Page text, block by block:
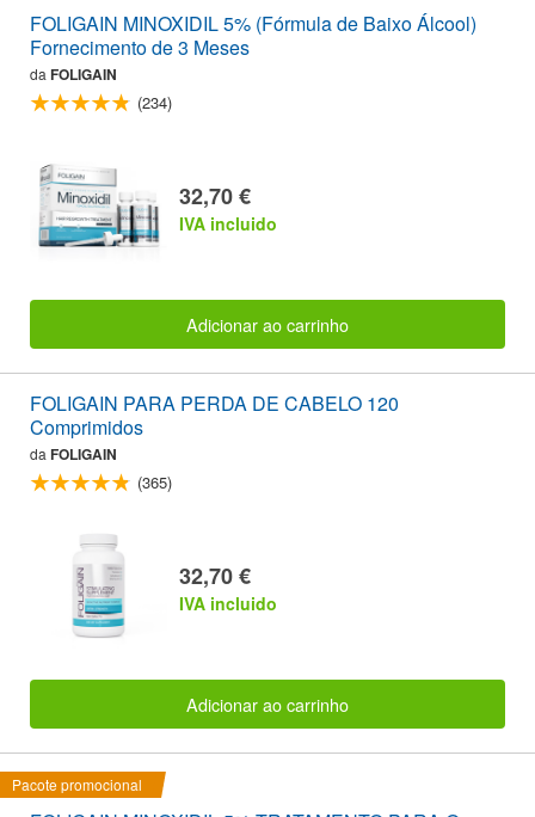
FOLIGAIN MINOXIDIL 5% (Fórmula de Baixo Álcool)
Fornecimento de 3 Meses
da FOLIGAIN
(234)
32,70 €
IVA incluido
Adicionar ao carrinho
FOLIGAIN PARA PERDA DE CABELO 120
Comprimidos
da FOLIGAIN
(365)
32,70 €
IVA incluido
Adicionar ao carrinho
Pacote promocional